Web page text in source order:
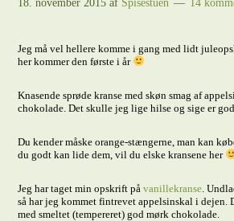
18. november 2015 af Spisestuen 14
Jeg må vel hellere komme i gang med lidt
her kommer den første i år
Knasende sprøde kranse med skøn smag af
chokolade. Det skulle jeg lige hilse og sige er
Du kender måske orange-stængerne, man kan
du godt kan lide dem, vil du elske kransene her
Jeg har taget min opskrift påvanillekranse.
så har jeg kommet fintrevet appelsinskal i dejen.
med smeltet (tempereret) god mørk chokolade.